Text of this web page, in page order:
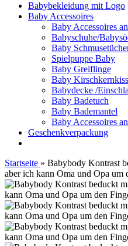
Babybekleidung mit Logo
Baby Accessoires
Baby Accessoires
Babyschuhe/
Baby
Spielpuppe Baby
Baby Greiflinge
Baby
Babydecke /
Baby Badetuch
Baby Bademantel
Baby Accessoires
Geschenkverpackung
Startseite » Babybody Kontrast
aber ich kann Oma und Opa